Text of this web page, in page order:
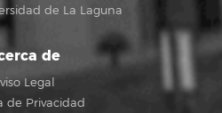
de La Laguna
de
Legal
de Privacidad